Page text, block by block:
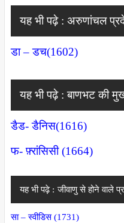
यह भी पढ़े : अरुणांचल
डा – डच(1602)
यह भी पढ़े : बाणभट की
डैड- डैनिस(1616)
फ- फ़्रांसिसी (1664)
यह भी पढ़े : जीवाणु से होने वाले
सा – स्वीडिस (1731)